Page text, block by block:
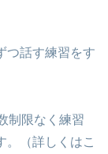
つ話す練習をす
制限なく練習
。（詳しくはこ